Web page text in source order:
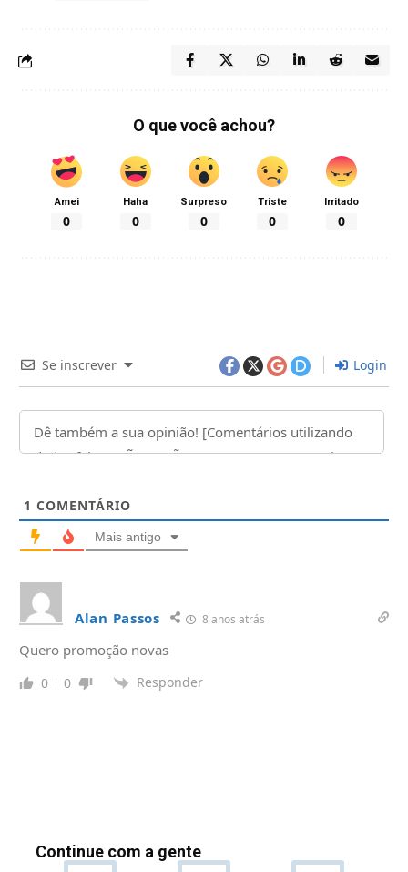
O que você achou?
Amei
0
Haha
0
Surpreso
0
Triste
0
Irritado
0
Se inscrever Login
1 COMENTÁRIO
Mais antigo
Alan Passos 8 anos atrás
Quero promoção novas
0 0 Responder
Continue com a gente